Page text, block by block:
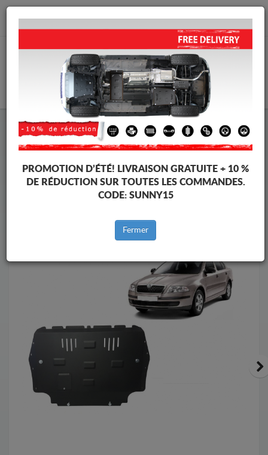
info@cachesousmoteur.fr
Cache Sous Moteur Skoda
Cache Sous Moteur Skoda Octavia
Marques
PROMOTION D’ÉTÉ! LIVRAISON GRATUITE + 10 %
DE RÉDUCTION SUR TOUTES LES COMMANDES.
CODE: SUNNY15
Fermer